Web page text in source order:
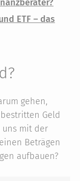
ETF – das
gehen,
Geld
uns mit der
Beträgen
aufbauen?